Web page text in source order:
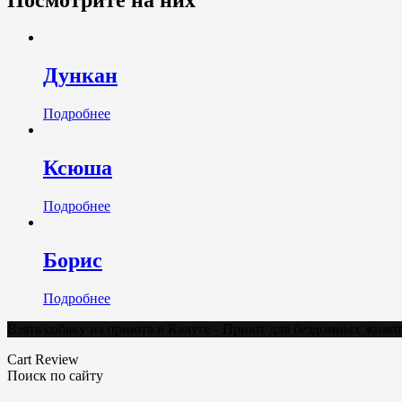
Дункан
Подробнее
Ксюша
Подробнее
Борис
Подробнее
Cart Review
Поиск по сайту